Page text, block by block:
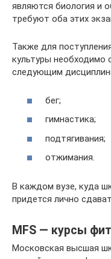
являются биология и
требуют оба этих
Также для
культуры необходимо
следующим
бег;
гимнастика;
подтягивания;
отжимания.
В каждом вузе, куда
придется лично
MFS — курсы
Московская высшая